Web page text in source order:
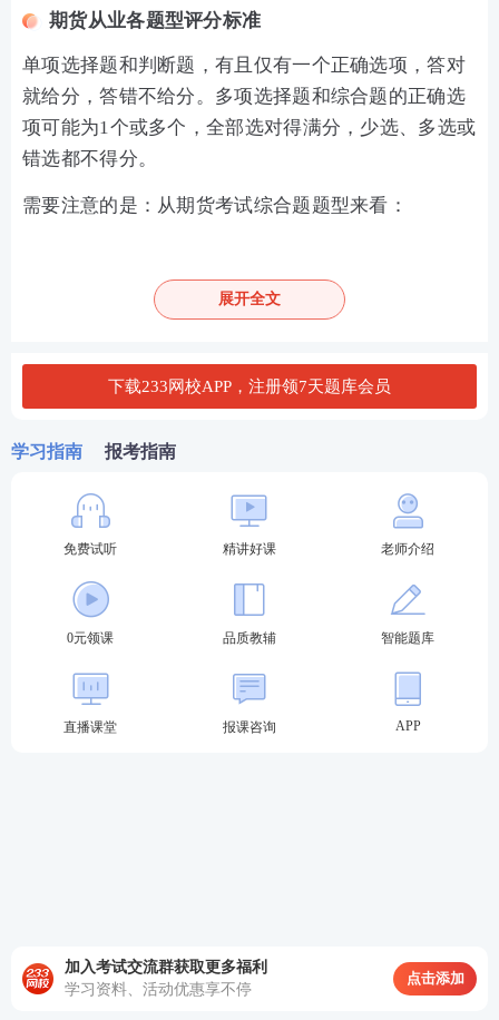
期货从业各题型评分标准
单项选择题和判断题，有且仅有一个正确选项，答对
就给分，答错不给分。多项选择题和综合题的正确选
项可能为1个或多个，全部选对得满分，少选、多选或
错选都不得分。
需要注意的是：从期货考试综合题题型来看：
期货法律法规：综合题为不定项选择题
对于不定项综合题则是全部选对得满分，少选、多选
法律法规和投资分析的理解与应用能力进行综合考查
识，分析和解决实际问题。
点"），直接对应选项。
例：题干问 "期货合约的标准化不包括"，快速定位
展开全文
下载233网校APP，注册领7天题库会员
学习指南 报考指南
免费试听 精讲好课 老师介绍
0元领课 品质教辅 智能题库
直播课堂 报课咨询 APP
加入考试交流群获取更多福利
学习资料、活动优惠享不停
点击添加